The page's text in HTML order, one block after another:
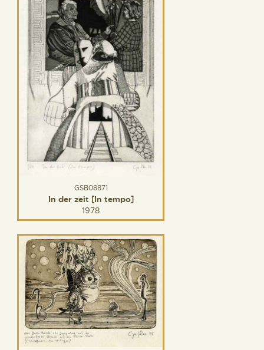
GSB08871
In der zeit [In tempo]
1978